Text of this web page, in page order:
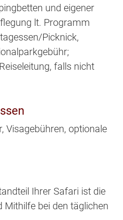
und eigener
lt. Programm
Picknick,
falls nicht
Visagebühren, optionale
Ihrer Safari ist die
Mithilfe bei den täglichen